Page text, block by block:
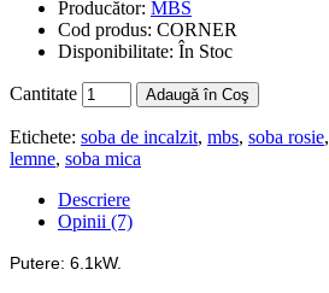
Producător: MBS
Cod produs: CORNER
Disponibilitate: În Stoc
Cantitate Adaugă în Coş
Etichete: soba de incalzit, mbs, soba rosie,
lemne, soba mica
Descriere
Opinii (7)
Putere: 6.1kW.